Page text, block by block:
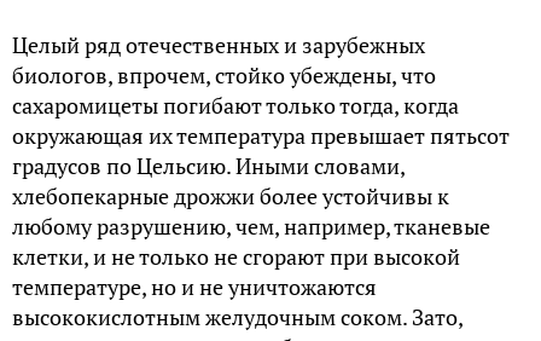
Целый ряд отечественных и зарубежных
биологов, впрочем, стойко убеждены, что
сахаромицеты погибают только тогда, когда
окружающая их температура превышает пятьсот
градусов по Цельсию. Иными словами,
хлебопекарные дрожжи более устойчивы к
любому разрушению, чем, например, тканевые
клетки, и не только не сгорают при высокой
температуре, но и не уничтожаются
высококислотным желудочным соком. Зато,